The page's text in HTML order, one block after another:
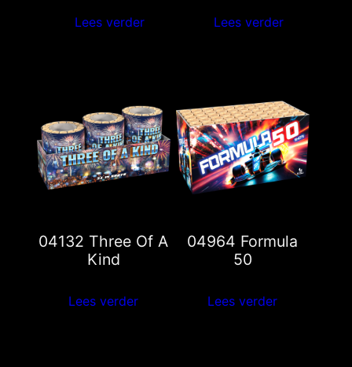
Lees verder Lees verder
04132 Three Of A
Kind
Lees verder
04964 Formula
50
Lees verder